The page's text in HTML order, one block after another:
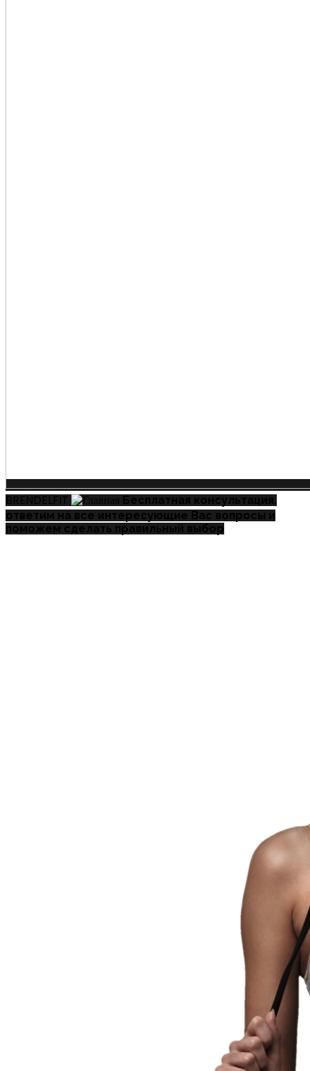
BRENDELFIT
Бесплатная консультация.
ответим на все интересующие Вас вопросы и
поможем сделать правильный выбор